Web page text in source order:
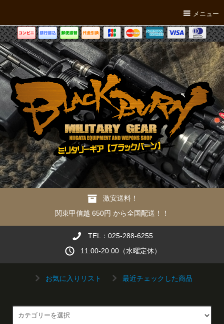
メニュー
激安送料！
関東甲信越 650円 から全国配送！！
TEL：025-288-6255
11:00-20:00（水曜定休）
お気に入りリスト 最近チェックした商品